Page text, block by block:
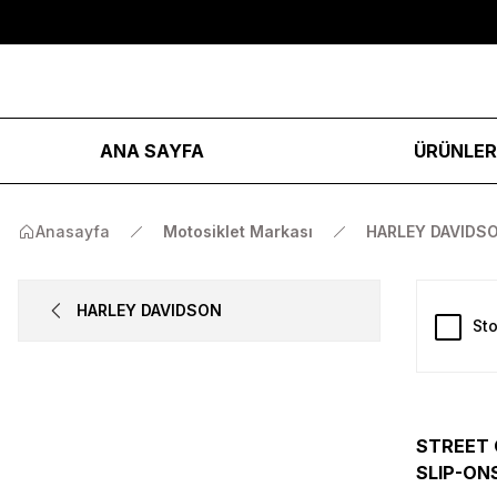
ANA SAYFA ÜRÜNLER
Anasayfa Motosiklet Markası HARLEY
HARLEY DAVIDSON
STREET
SLIP-